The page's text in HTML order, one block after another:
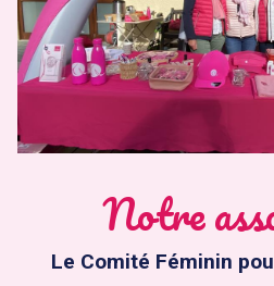
Notre
Le Comité Féminin